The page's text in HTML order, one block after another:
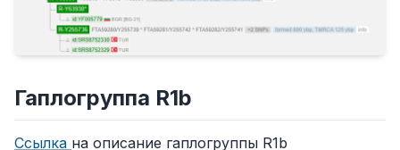
Гаплогруппа R1b
Ссылка на описание гаплогруппы R1b